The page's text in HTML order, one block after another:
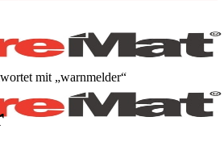
mit „warnmelder“